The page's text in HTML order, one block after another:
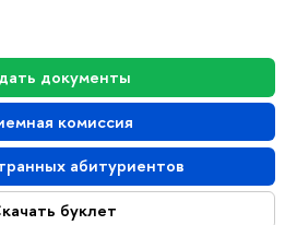
документы
комиссия
абитуриентов
буклет